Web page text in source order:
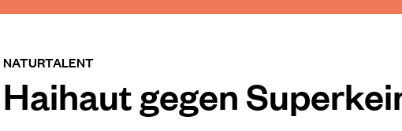
NATURTALENT
Haihaut gegen